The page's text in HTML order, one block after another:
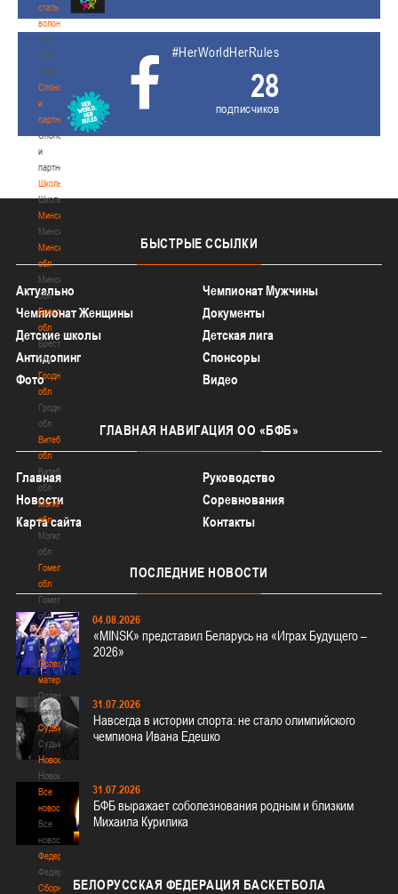
стать
волонтером
Как
стать
волонтером
Спонсоры
и
партнеры
Спонсоры
и
партнеры
Школы
Школы
Минск
Минск
Минская
обл
Минская
обл
Брестская
обл
Брестская
обл
Гродненская
обл
Гродненская
обл
Витебская
обл
Витебская
обл
Могилевская
обл
Могилевская
обл
Гомельская
обл
Гомельская
обл
Судейство
Судейство
Полезные
материалы
Полезные
материалы
Судьи
Судьи
Новости
Новости
Все
новости
Все
новости
Федерация
Федерация
Сборные
#HerWorldHerRules
28
подписчиков
БЫСТРЫЕ ССЫЛКИ
Актуально
Чемпионат Мужчины
Чемпионат Женщины
Документы
Детские школы
Детская лига
Антидопинг
Спонсоры
Фото
Видео
ГЛАВНАЯ НАВИГАЦИЯ ОО «БФБ»
Главная
Руководство
Новости
Соревнования
Карта сайта
Контакты
ПОСЛЕДНИЕ НОВОСТИ
04.08.2026
«MINSK» представил Беларусь на «Играх Будущего –
2026»
31.07.2026
Навсегда в истории спорта: не стало олимпийского
чемпиона Ивана Едешко
31.07.2026
БФБ выражает соболезнования родным и близким
Михаила Курилика
БЕЛОРУССКАЯ ФЕДЕРАЦИЯ БАСКЕТБОЛА